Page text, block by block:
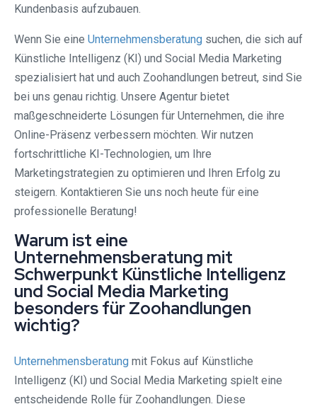
Kundenbasis aufzubauen.
Wenn Sie eine Unternehmensberatung suchen, die sich auf
Künstliche Intelligenz (KI) und Social Media Marketing
spezialisiert hat und auch Zoohandlungen betreut, sind Sie
bei uns genau richtig. Unsere Agentur bietet
maßgeschneiderte Lösungen für Unternehmen, die ihre
Online-Präsenz verbessern möchten. Wir nutzen
fortschrittliche KI-Technologien, um Ihre
Marketingstrategien zu optimieren und Ihren Erfolg zu
steigern. Kontaktieren Sie uns noch heute für eine
professionelle Beratung!
Warum ist eine
Unternehmensberatung mit
Schwerpunkt Künstliche Intelligenz
und Social Media Marketing
besonders für Zoohandlungen
wichtig?
Unternehmensberatung mit Fokus auf Künstliche
Intelligenz (KI) und Social Media Marketing spielt eine
entscheidende Rolle für Zoohandlungen. Diese